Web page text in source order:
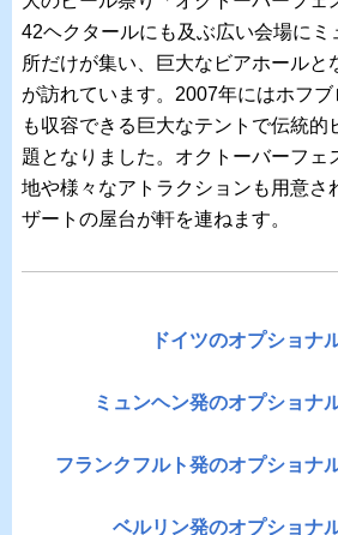
42ヘクタールにも及ぶ広い会場にミ
所だけが集い、巨大なビアホールと
が訪れています。2007年にはホフブ
も収容できる巨大なテントで伝統的
題となりました。オクトーバーフェ
地や様々なアトラクションも用意さ
ザートの屋台が軒を連ねます。
ドイツのオプショナ
ミュンヘン発のオプショナ
フランクフルト発のオプショナ
ベルリン発のオプショナ